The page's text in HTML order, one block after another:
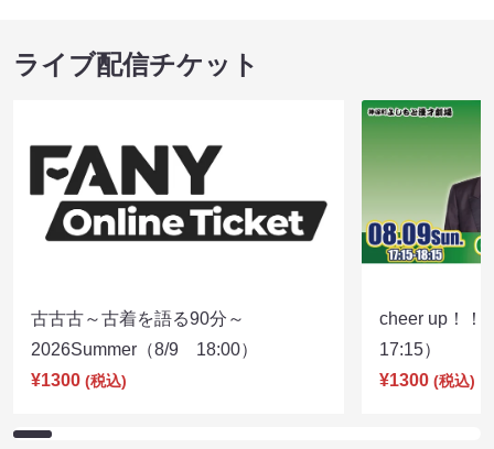
ライブ配信チケット
古古古～古着を語る90分～
2026Summer（8/9 18:00）
¥1300 (税込)
cheer up！
17:15）
¥1300 (税込)